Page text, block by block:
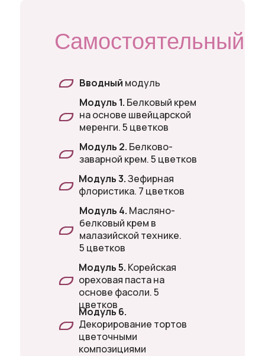
Самостоятельный
Модуль 1. Белковый крем
на основе швейцарской
меренги. 5 цветков
Модуль 2. Белково-
заварной крем. 5 цветков
Модуль 3.Зефирная
флористика. 7 цветков
Модуль 4. Масляно-
белковый крем в
малазийской технике.
5 цветков
Модуль 5. Корейская
ореховая паста на
основе фасоли. 5
цветков
Модуль 6.
Декорирование тортов
цветочными
композициями
Вводный модуль